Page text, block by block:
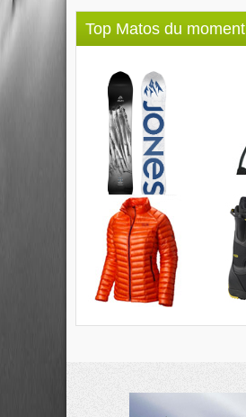
Top Matos du moment